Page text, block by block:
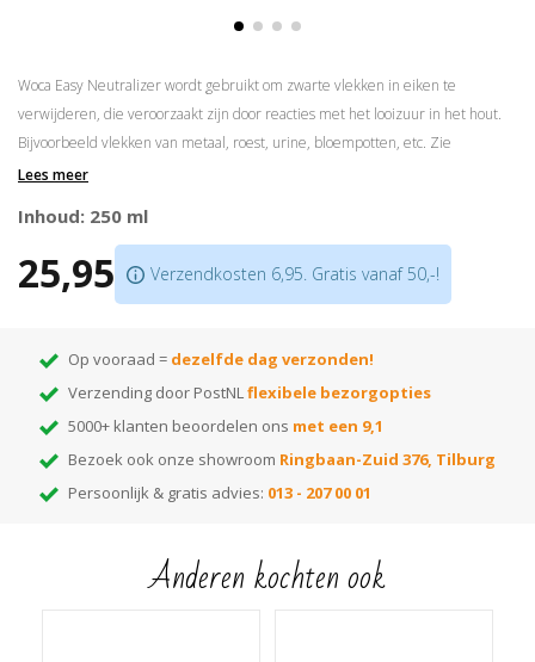
Woca Easy Neutralizer wordt gebruikt om zwarte vlekken in eiken te
verwijderen, die veroorzaakt zijn door reacties met het looizuur in het hout.
Bijvoorbeeld vlekken van metaal, roest, urine, bloempotten, etc. Zie
Handleiding
Geschikt voor geoliede vloeren
Speciaal voor zwarte vlekken
Na gebruik plek herstellen met basisolie
Let op: is de vloer gerookt, dan verdwijnt ook het gerookte effect op de plaats
Lees meer
Inhoud: 250 ml
25,95 Verzendkosten 6,95. Gratis vanaf 50,-!
Op vooraad = dezelfde dag verzonden!
Verzending door PostNLflexibele bezorgopties
5000+ klanten beoordelen ons met een 9,1
Bezoek ook onze showroom Ringbaan-Zuid 376, Tilburg
Persoonlijk & gratis advies: 013 - 207 00 01
Anderen kochten ook